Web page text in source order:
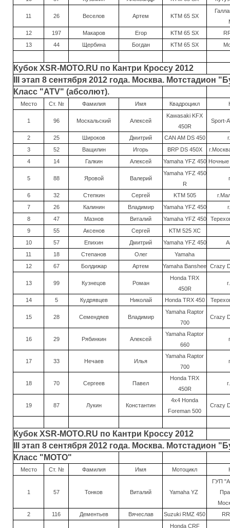
11 26 Веселов Артем KTM 65 SX
12
197 Макаров Егор KTM 65 SX
13
44 Щербина Богдан KTM 65 SX
Кубок XSR-MOTO.RU по Кантри Кроссу 2012
III этап 8 сентября 2012 года. Москва. Мотстадион
Класс "ATV" (абсолют).
Место Ст. № Фамилия Имя Квадроцикл
1 96 Москальский Алексей
Kawasaki KFX
450R
Sport-
2 25 Широков Дмитрий CAN AM DS 450
3
52 Ващилин Игорь BRP DS 450X
4
14 Галкин Алексей Yamaha YFZ 450 Ночные
5 88 Яровой Валерий
Yamaha YFZ 450
R
6 32 Степкин Сергей KTM 505
7
26 Калинин Владимир Yamaha YFZ 450
8
47 Мазнов Виталий Yamaha YFZ 450
9
55 Аксенов Сергей
KTM 525 XC
10
57 Епихин Дмитрий Yamaha YFZ 450
11
18 Степанов Олег
Yamaha
12
67 Болдижар Артем Yamaha Banshee Crazy
13 99 Кузнецов Роман
Honda TRX
450R
14 5 Кудрявцев Николай Honda TRX 450
15 28 Семендяев Владимир
Yamaha Raptor
700
Crazy
16 29 Рябинкин Алексей
Yamaha Raptor
660
17 33 Нечаев Илья
Yamaha Raptor
700
18 70 Сергеев Павел
Honda TRX
450R
19 87 Лукин Константин
4х4 Honda
Foreman 500
Crazy
Кубок XSR-MOTO.RU по Кантри Кроссу 2012
III этап 8 сентября 2012 года. Москва. Мотстадион
Класс "МОТО"
Место Ст. № Фамилия Имя Мотоцикл
1 57 Тонков Виталий Yamaha YZ
ГУП
2
116 Дементьев Вячеслав Suzuki RMZ 450
Honda CRF